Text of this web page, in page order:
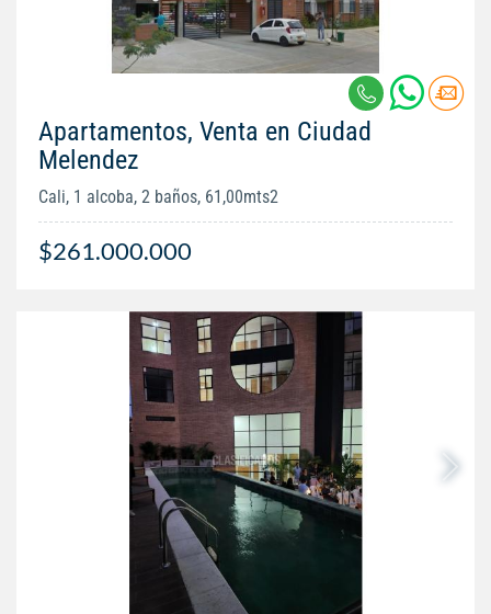
Apartamentos, Venta en Ciudad
Melendez
Cali, 1 alcoba, 2 baños, 61,00mts2
$261.000.000